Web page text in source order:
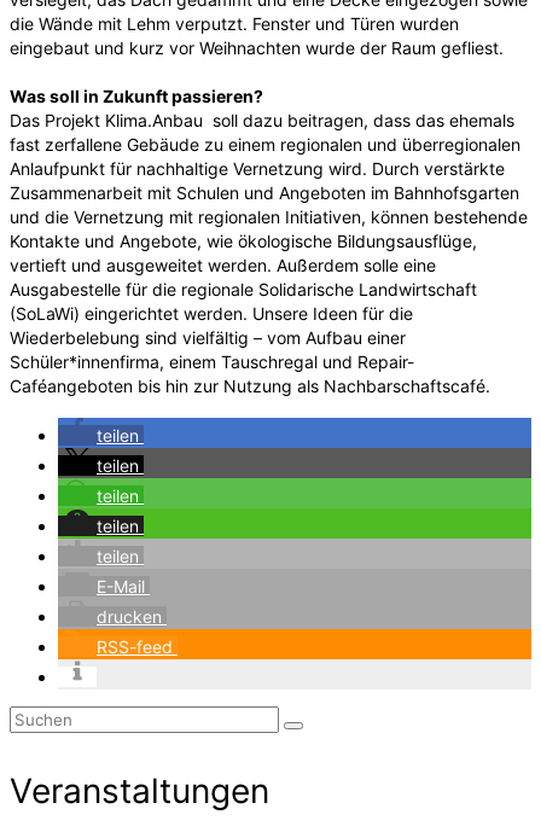
die Wände mit Lehm verputzt. Fenster und Türen wurden
eingebaut und kurz vor Weihnachten wurde der Raum gefliest.
Was soll in Zukunft passieren?
Das Projekt Klima.Anbau soll dazu beitragen, dass das ehemals
fast zerfallene Gebäude zu einem regionalen und überregionalen
Anlaufpunkt für nachhaltige Vernetzung wird. Durch verstärkte
Zusammenarbeit mit Schulen und Angeboten im Bahnhofsgarten
und die Vernetzung mit regionalen Initiativen, können bestehende
Kontakte und Angebote, wie ökologische Bildungsausflüge,
vertieft und ausgeweitet werden. Außerdem solle eine
Ausgabestelle für die regionale Solidarische Landwirtschaft
(SoLaWi) eingerichtet werden. Unsere Ideen für die
Wiederbelebung sind vielfältig – vom Aufbau einer
Schüler*innenfirma, einem Tauschregal und Repair-
Caféangeboten bis hin zur Nutzung als Nachbarschaftscafé.
teilen
teilen
teilen
teilen
teilen
E-Mail
drucken
RSS-feed
Suchen
Veranstaltungen